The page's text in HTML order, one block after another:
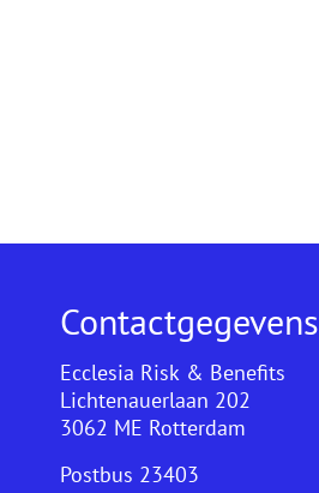
Contactgegevens
Ecclesia Risk & Benefits
Lichtenauerlaan 202
3062 ME Rotterdam
Postbus 23403